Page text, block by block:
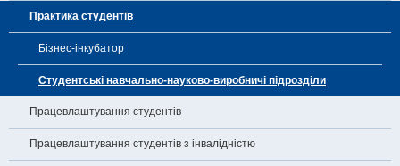
Практика студентів
Бізнес-інкубатор
Студентські навчально-науково-виробничі підрозділи
Працевлаштування студентів
Працевлаштування студентів з інвалідністю